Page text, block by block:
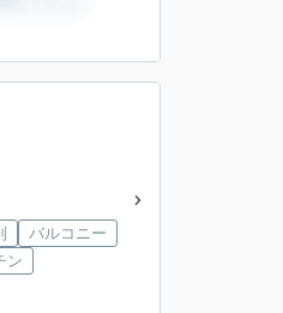
バルコニー
ン